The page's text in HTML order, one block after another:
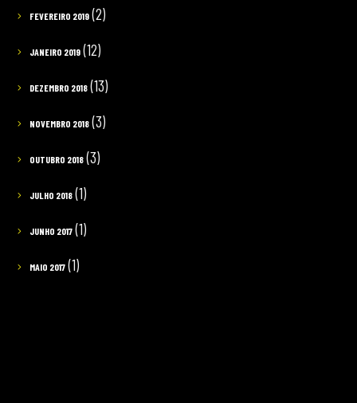
FEVEREIRO 2019(2)
JANEIRO 2019(12)
DEZEMBRO 2018(13)
NOVEMBRO 2018(3)
OUTUBRO 2018(3)
JULHO 2018(1)
JUNHO 2017(1)
MAIO 2017(1)